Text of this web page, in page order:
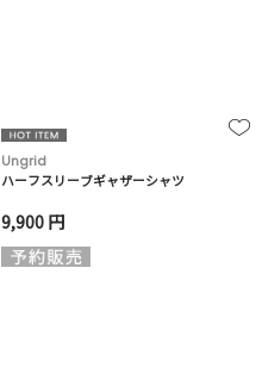
Ungrid
ハーフスリーブギャザーシャツ
9,900 円